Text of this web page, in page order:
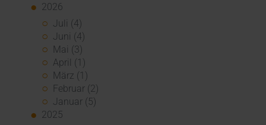
2026
Juli (4)
Juni (4)
Mai (3)
April (1)
März (1)
Februar (2)
Januar (5)
2025